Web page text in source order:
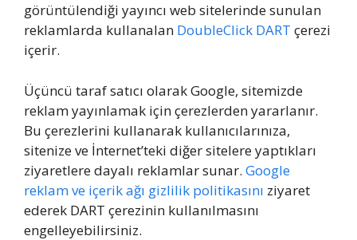
görüntülendiği yayıncı web sitelerinde sunulan
reklamlarda kullanalan DoubleClick DART çerezi
içerir.
Üçüncü taraf satıcı olarak Google, sitemizde
reklam yayınlamak için çerezlerden yararlanır.
Bu çerezlerini kullanarak kullanıcılarınıza,
sitenize ve İnternet’teki diğer sitelere yaptıkları
ziyaretlere dayalı reklamlar sunar. Google
reklam ve içerik ağı gizlilik politikasını ziyaret
ederek DART çerezinin kullanılmasını
engelleyebilirsiniz.